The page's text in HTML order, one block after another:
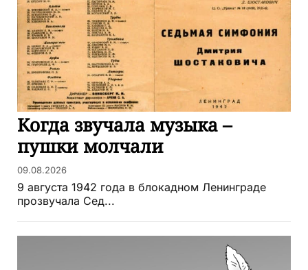
Когда звучала музыка –
пушки молчали
09.08.2026
9 августа 1942 года в блокадном Ленинграде
прозвучала Сед...